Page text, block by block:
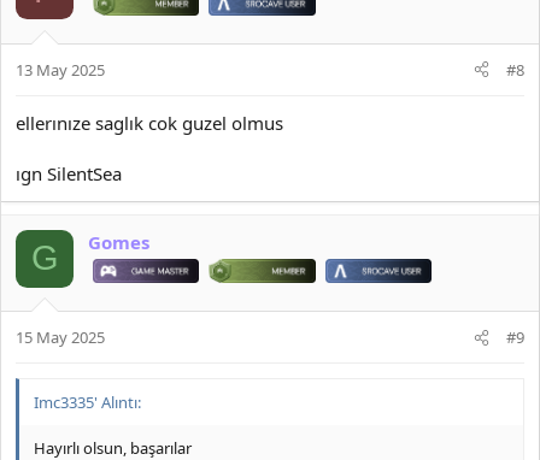
13 May 2025 #8
ellerınıze saglık cok guzel olmus
ıgn SilentSea
G Gomes
15 May 2025 #9
Imc3335' Alıntı:
Hayırlı olsun, başarılar